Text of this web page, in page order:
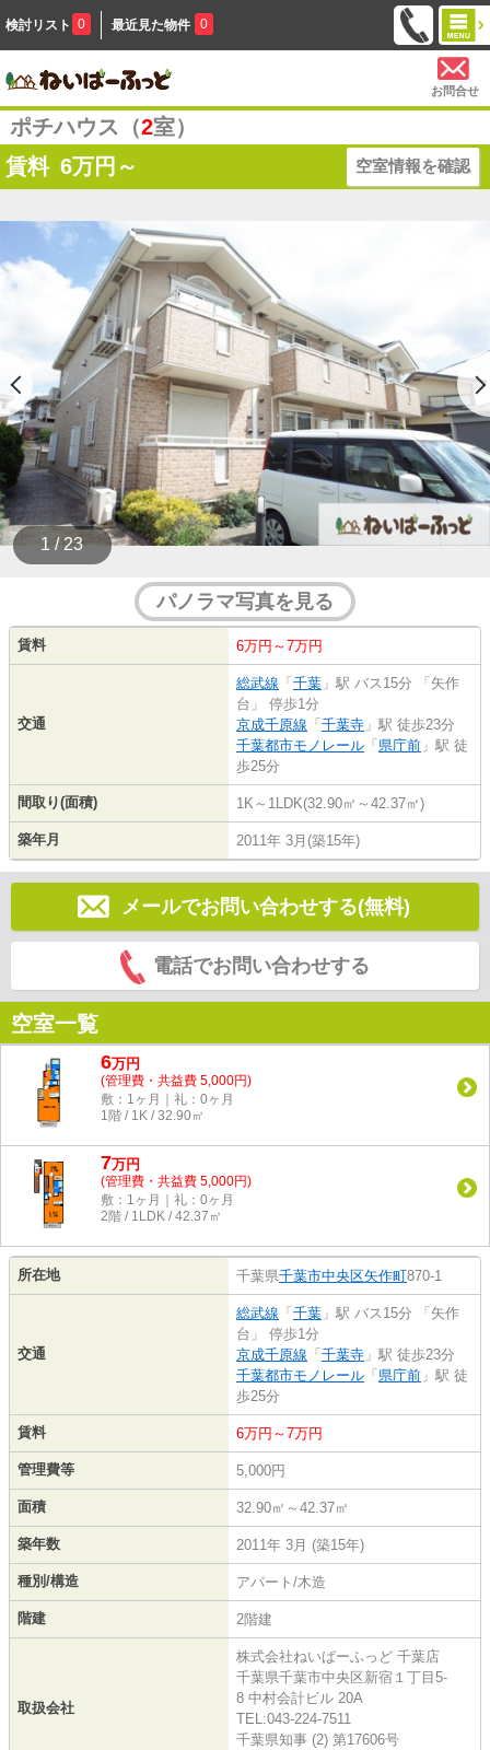
検討リスト 0 最近見た物件 0
お問合せ
ポチハウス（2室）
賃料 6万円～ 空室情報を確認
1 / 23
パノラマ写真を見る
賃料 6万円～7万円
交通
総武線 「 千葉 」駅 バス15分 「矢作
台」 停歩1分
京成千原線 「 千葉寺 」駅 徒歩23分
千葉都市モノレール 「 県庁前 」駅 徒
歩25分
間取り(面積) 1K～1LDK(32.90㎡～42.37㎡)
築年月 2011年 3月(築15年)
メールでお問い合わせする(無料)
電話でお問い合わせする
空室一覧
6万円
(管理費・共益費 5,000円)
敷：1ヶ月｜礼：0ヶ月
1階 / 1K / 32.90㎡
7万円
(管理費・共益費 5,000円)
敷：1ヶ月｜礼：0ヶ月
2階 / 1LDK / 42.37㎡
所在地 千葉県千葉市中央区矢作町870-1
交通
総武線 「 千葉 」駅 バス15分 「矢作
台」 停歩1分
京成千原線 「 千葉寺 」駅 徒歩23分
千葉都市モノレール 「 県庁前 」駅 徒
歩25分
賃料 6万円～7万円
管理費等 5,000円
面積 32.90㎡～42.37㎡
築年数 2011年 3月 (築15年)
種別/構造 アパート/木造
階建 2階建
取扱会社
株式会社ねいばーふっど 千葉店
千葉県千葉市中央区新宿１丁目5-
8 中村会計ビル 20A
TEL:043-224-7511
千葉県知事 (2) 第17606号